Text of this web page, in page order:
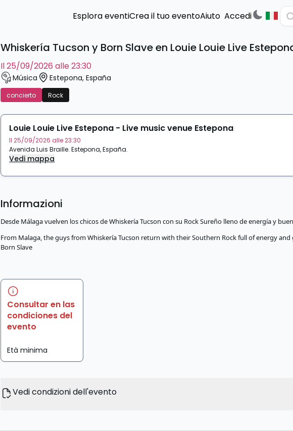
Esplora eventiCrea il tuo eventoAiuto Accedi
Whiskería Tucson y Born Slave en Louie Louie Live
il 25/09/2026 alle 23:30
Música Estepona, España
concierto Rock
Louie Louie Live Estepona - Live music venue Estepona
Il 25/09/2026 alle 23:30
Avenida Luis Braille.Estepona,España.
Vedi mappa
Informazioni
Desde Málaga vuelven los chicos de Whiskería Tucson con su Rock Sureño lleno de energía y
From Malaga, the guys from Whiskería Tucson return with their Southern Rock full of energy
Born Slave
Consultar en las
condiciones del
evento
Età minima
Vedi condizioni dell'evento